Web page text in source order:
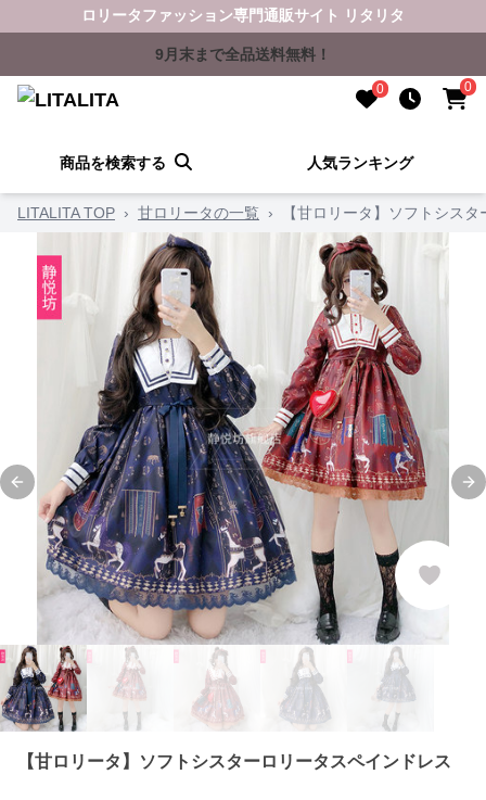
ロリータファッション専門通販サイト リタリタ
9月末まで全品送料無料！
0 0
商品を検索する 人気ランキング
LITALITA TOP › 甘ロリータの一覧 › 【甘ロリータ】ソフトシス
Previous slide
【甘ロリータ】ソフトシスターロリータスペインドレス